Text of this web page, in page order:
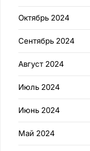
Октябрь 2024
Сентябрь 2024
Август 2024
Июль 2024
Июнь 2024
Май 2024